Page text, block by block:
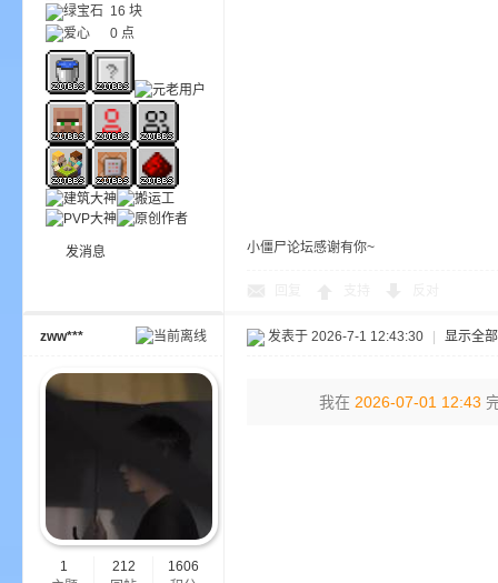
绿宝石 16 块
爱心
0 点
发消息 小僵尸论坛感谢有你~
zww***
1
212
1606
发表于 2026-7-1 12:43:30 显示全
我在 2026-07-01 12:43